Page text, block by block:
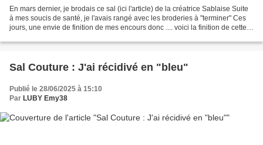
En mars dernier, je brodais ce sal (ici l'article) de la créatrice Sablaise Suite
à mes soucis de santé, je l'avais rangé avec les broderies à "terminer" Ces
jours, une envie de finition de mes encours donc .... voici la finition de cette
Sal Couture : J'ai récidivé en "bleu"
Publié le 28/06/2025 à 15:10
Par LUBY Emy38